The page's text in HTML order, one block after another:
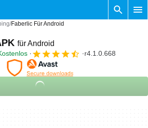
Faberlic Für Android
für Android
r4.1.0.668